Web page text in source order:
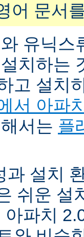
어 문서
유닉스
치하는
고 설치
서 아파
서는 플
과 설치
쉬운 설
파치